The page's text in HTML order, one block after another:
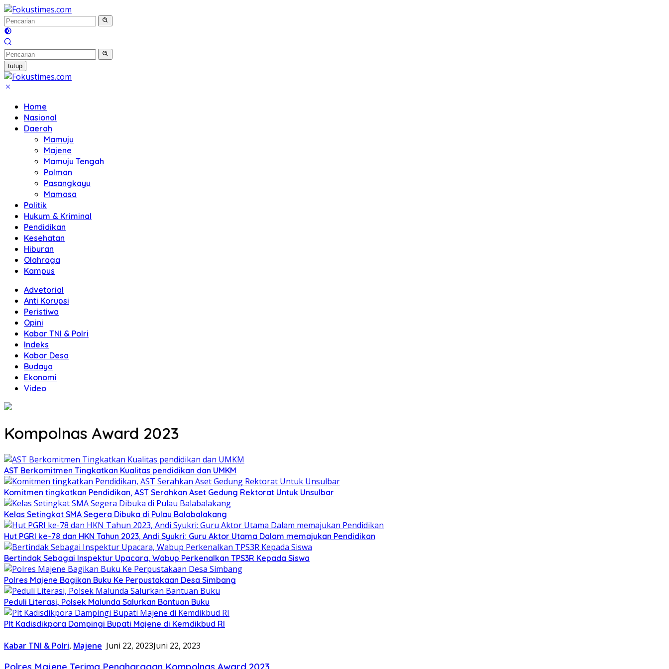
Langsung
ke
konten
tutup
Home
Nasional
Daerah
Mamuju
Majene
Mamuju Tengah
Polman
Pasangkayu
Mamasa
Politik
Hukum & Kriminal
Pendidikan
Kesehatan
Hiburan
Olahraga
Kampus
Advetorial
Anti Korupsi
Peristiwa
Opini
Kabar TNI & Polri
Indeks
Kabar Desa
Budaya
Ekonomi
Video
Kompolnas Award 2023
AST Berkomitmen Tingkatkan Kualitas pendidikan dan UMKM
Komitmen tingkatkan Pendidikan, AST Serahkan Aset Gedung Rektorat Untuk Unsulbar
Kelas Setingkat SMA Segera Dibuka di Pulau Balabalakang
Hut PGRI ke-78 dan HKN Tahun 2023, Andi Syukri: Guru Aktor Utama Dalam memajukan Pendidikan
Bertindak Sebagai Inspektur Upacara, Wabup Perkenalkan TPS3R Kepada Siswa
Polres Majene Bagikan Buku Ke Perpustakaan Desa Simbang
Peduli Literasi, Polsek Malunda Salurkan Bantuan Buku
Plt Kadisdikpora Dampingi Bupati Majene di Kemdikbud RI
Kabar TNI & Polri, Majene Juni 22, 2023Juni 22, 2023
Polres Majene Terima Penghargaan Kompolnas Award 2023